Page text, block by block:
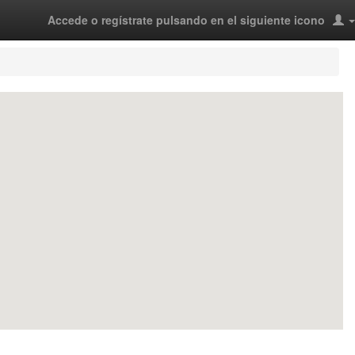
Accede o regístrate pulsando en el siguiente icono